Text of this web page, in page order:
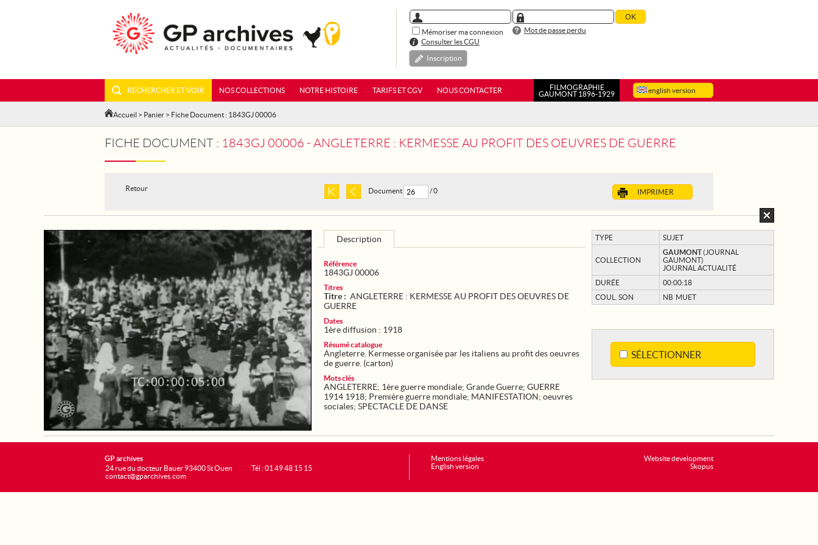
Mémoriser ma connexion
Mot de passe perdu
Consulter les CGU
Inscription
english version
RECHERCHER ET VOIR NOS COLLECTIONS NOTRE HISTOIRE TARIFS ET CGV NOUS CONTACTER
FILMOGRAPHIE
GAUMONT 1896-1929
Accueil > Panier > Fiche Document : 1843GJ 00006
FICHE DOCUMENT : 1843GJ 00006 - ANGLETERRE : KERMESSE AU PROFIT DES OEUVRES DE GUERRE
Retour IMPRIMER
Document / 0
TYPE SUJET
COLLECTION
GAUMONT(JOURNAL
GAUMONT)
JOURNAL ACTUALITÉ
DURÉE
00:00:18
COUL. SON
NB MUET
SÉLECTIONNER
Description
Référence
1843GJ 00006
Titres
Titre : ANGLETERRE : KERMESSE AU PROFIT DES OEUVRES DE
GUERRE
Dates
1ère diffusion : 1918
Résumé catalogue
Angleterre. Kermesse organisée par les italiens au profit des oeuvres
de guerre. (carton)
Mots clés
ANGLETERRE; 1ère guerre mondiale; Grande Guerre; GUERRE
1914 1918; Première guerre mondiale; MANIFESTATION; oeuvres
sociales; SPECTACLE DE DANSE
Website development
Skopus
GP archives
24 rue du docteur Bauer 93400 St Ouen
contact@gparchives.com
Tél : 01 49 48 15 15
Mentions légales
English version